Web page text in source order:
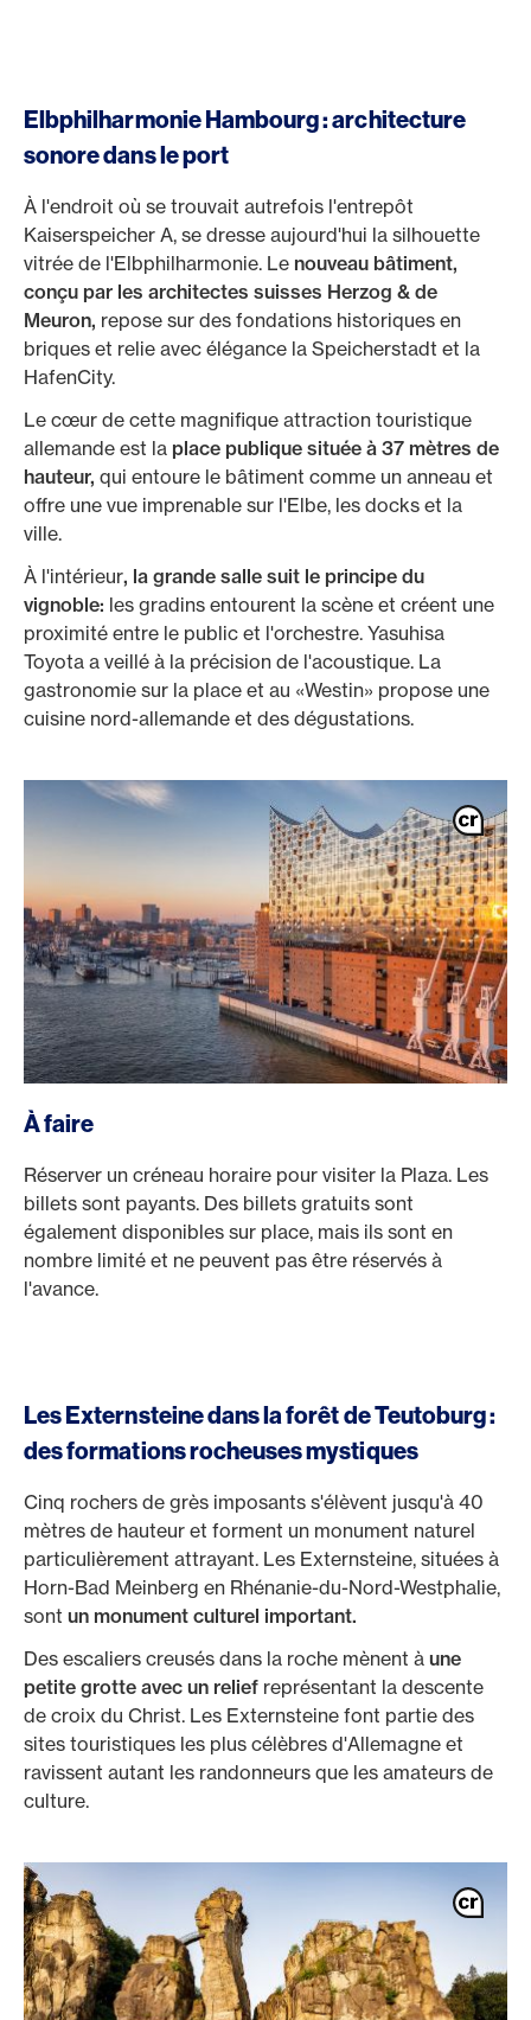
Elbphilharmonie Hambourg : architecture
sonore dans le port
À l'endroit où se trouvait autrefois l'entrepôt
Kaiserspeicher A, se dresse aujourd'hui la silhouette
vitrée de l'Elbphilharmonie. Le nouveau bâtiment,
conçu par les architectes suisses Herzog & de
Meuron, repose sur des fondations historiques en
briques et relie avec élégance la Speicherstadt et la
HafenCity.
Le cœur de cette magnifique attraction touristique
allemande est la place publique située à 37 mètres de
hauteur, qui entoure le bâtiment comme un anneau et
offre une vue imprenable sur l'Elbe, les docks et la
ville.
À l'intérieur, la grande salle suit le principe du
vignoble: les gradins entourent la scène et créent une
proximité entre le public et l'orchestre. Yasuhisa
Toyota a veillé à la précision de l'acoustique. La
gastronomie sur la place et au «Westin» propose une
cuisine nord-allemande et des dégustations.
À faire
Réserver un créneau horaire pour visiter la Plaza. Les
billets sont payants. Des billets gratuits sont
également disponibles sur place, mais ils sont en
nombre limité et ne peuvent pas être réservés à
l'avance.
Les Externsteine dans la forêt de Teutoburg :
des formations rocheuses mystiques
Cinq rochers de grès imposants s'élèvent jusqu'à 40
mètres de hauteur et forment un monument naturel
particulièrement attrayant. Les Externsteine, situées à
Horn-Bad Meinberg en Rhénanie-du-Nord-Westphalie,
sont un monument culturel important.
Des escaliers creusés dans la roche mènent à une
petite grotte avec un relief représentant la descente
de croix du Christ. Les Externsteine font partie des
sites touristiques les plus célèbres d'Allemagne et
ravissent autant les randonneurs que les amateurs de
culture.